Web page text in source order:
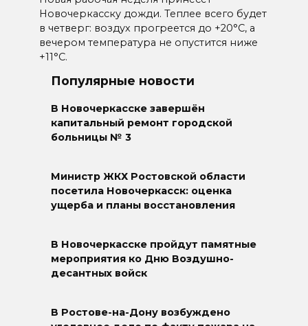
Новочеркасску дожди. Теплее всего будет
в четверг: воздух прогреется до +20°C, а
вечером температура не опустится ниже
+11°C.
Популярные новости
В Новочеркасске завершён
капитальный ремонт городской
больницы № 3
Министр ЖКХ Ростовской области
посетила Новочеркасск: оценка
ущерба и планы восстановления
В Новочеркасске пройдут памятные
мероприятия ко Дню Воздушно-
десантных войск
В Ростове-на-Дону возбуждено